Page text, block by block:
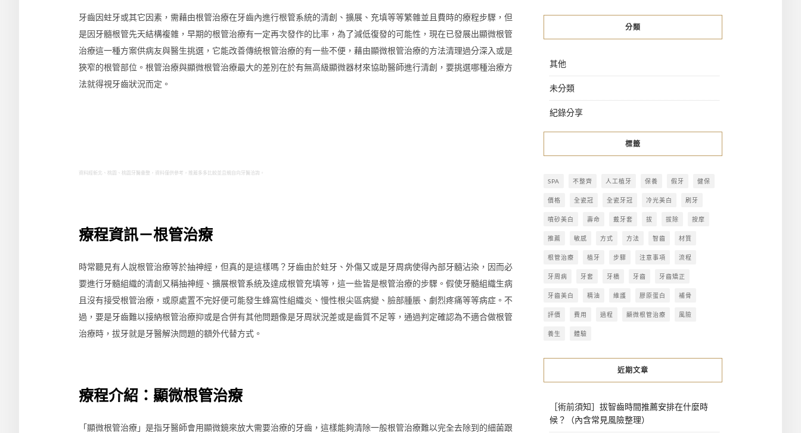
牙齒因蛀牙或其它因素，需藉由根管治療在牙齒內進行根管系統的清創、擴展、充填等等繁雜並且費時的療程步驟，但
是因牙髓根管先天結構複雜，早期的根管治療有一定再次發作的比率，為了減低復發的可能性，現在已發展出顯微根管
治療這一種方案供病友與醫生挑選，它能改善傳統根管治療的有一些不便，藉由顯微根管治療的方法清理過分深入或是
狹窄的根管部位。根管治療與顯微根管治療最大的差別在於有無高級顯微器材來協助醫師進行清創，要挑選哪種治療方
法就得視牙齒狀況而定。
資料經新北、桃園、桃園牙醫彙整，資料僅供參考，推薦多多比較並且親自向牙醫洽詢。
療程資訊－根管治療
時常聽見有人說根管治療等於抽神經，但真的是這樣嗎？牙齒由於蛀牙、外傷又或是牙周病使得內部牙髓沾染，因而必
要進行牙髓組織的清創又稱抽神經、擴展根管系統及達成根管充填等，這一些皆是根管治療的步驟。假使牙髓組織生病
且沒有接受根管治療，或原處置不完好便可能發生蜂窩性組織炎、慢性根尖區病變、臉部腫脹、劇烈疼痛等等病症。不
過，要是牙齒難以接納根管治療抑或是合併有其他問題像是牙周狀況差或是齒質不足等，通過判定確認為不適合做根管
治療時，拔牙就是牙醫解決問題的額外代替方式。
療程介紹：顯微根管治療
「顯微根管治療」是指牙醫師會用顯微鏡來放大需要治療的牙齒，這樣能夠清除一般根管治療難以完全去除到的細菌跟
分類
其他
未分類
紀錄分享
標籤
SPA 不整齊 人工植牙 保養 假牙 健保
價格 全瓷冠 全瓷牙冠 冷光美白 刷牙
噴砂美白 壽命 戴牙套 拔 拔除 按摩
推薦 敏感 方式 方法 智齒 材質
根管治療 植牙 步驟 注意事項 流程
牙周病 牙套 牙橋 牙齒 牙齒矯正
牙齒美白 精油 維護 膠原蛋白 補骨
評價 費用 過程 顯微根管治療 風險
養生 體驗
近期文章
［術前須知］拔智齒時間推薦安排在什麼時
候？（內含常見風險整理）